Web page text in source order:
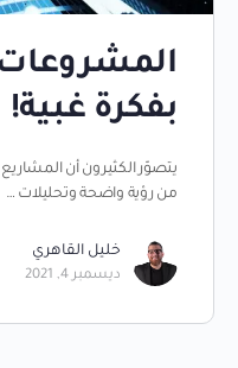
المشروعات
بفكرة غبية!
يتصوّر الكثيرون أن
من رؤية واضحة وتحليلات …
خليل القاهري
ديسمبر 4, 2021